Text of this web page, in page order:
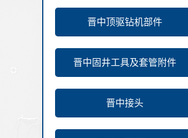
晋中顶驱钻机部件
晋中固井工具及套管附件
晋中接头